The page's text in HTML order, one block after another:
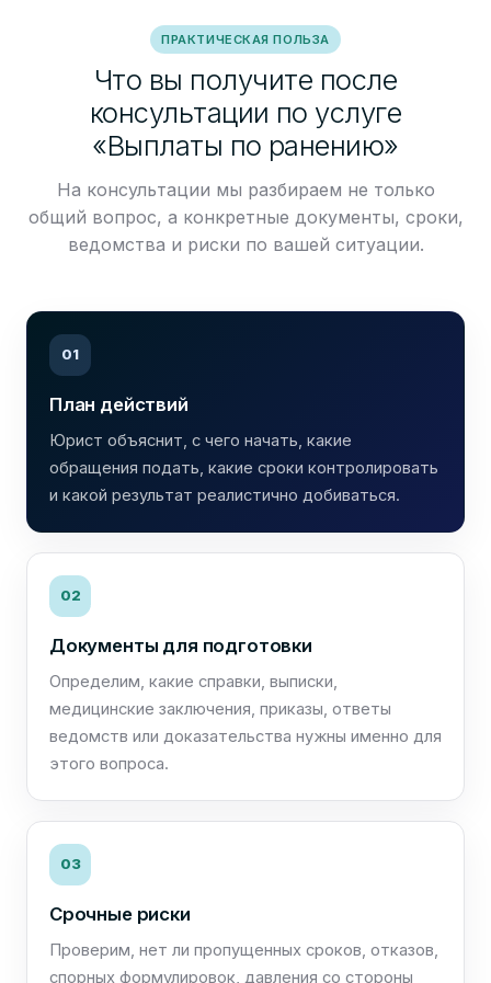
ПРАКТИЧЕСКАЯ ПОЛЬЗА
Что вы получите после
консультации по услуге
«Выплаты по ранению»
На консультации мы разбираем не только
общий вопрос, а конкретные документы, сроки,
ведомства и риски по вашей ситуации.
01
План действий
Юрист объяснит, с чего начать, какие
обращения подать, какие сроки контролировать
и какой результат реалистично добиваться.
02
Документы для подготовки
Определим, какие справки, выписки,
медицинские заключения, приказы, ответы
ведомств или доказательства нужны именно для
этого вопроса.
03
Срочные риски
Проверим, нет ли пропущенных сроков, отказов,
спорных формулировок, давления со стороны